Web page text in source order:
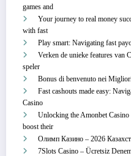
games and
Your journey to real money
with fast
Play smart: Navigating fast
Verken de unieke features van
speler
Bonus di benvenuto nei
Fast cashouts made easy:
Casino
Unlocking the Amonbet
boost their
Олимп Казино – 2026
7Slots Casino – Ücretsiz